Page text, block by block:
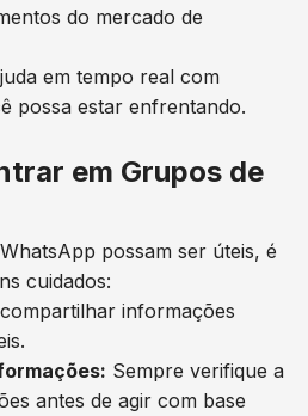
do mercado de
em tempo real com
possa estar enfrentando.
em Grupos de
possam ser úteis, é
cuidados:
informações
Sempre verifique a
antes de agir com base